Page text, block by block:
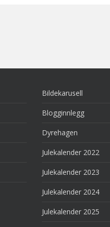
Bildekarusell
Blogginnlegg
Dyrehagen
Julekalender 2022
Julekalender 2023
Julekalender 2024
Julekalender 2025